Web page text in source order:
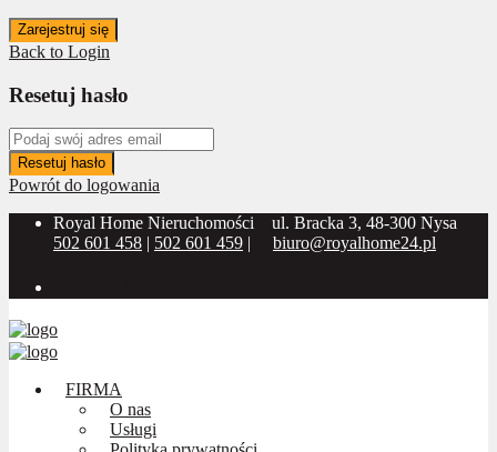
Zarejestruj się
Back to Login
Resetuj hasło
Resetuj hasło
Powrót do logowania
Royal Home Nieruchomości
ul. Bracka 3, 48-300 Nysa
502 601 458 | 502 601 459 | biuro@royalhome24.pl
FIRMA
O nas
Usługi